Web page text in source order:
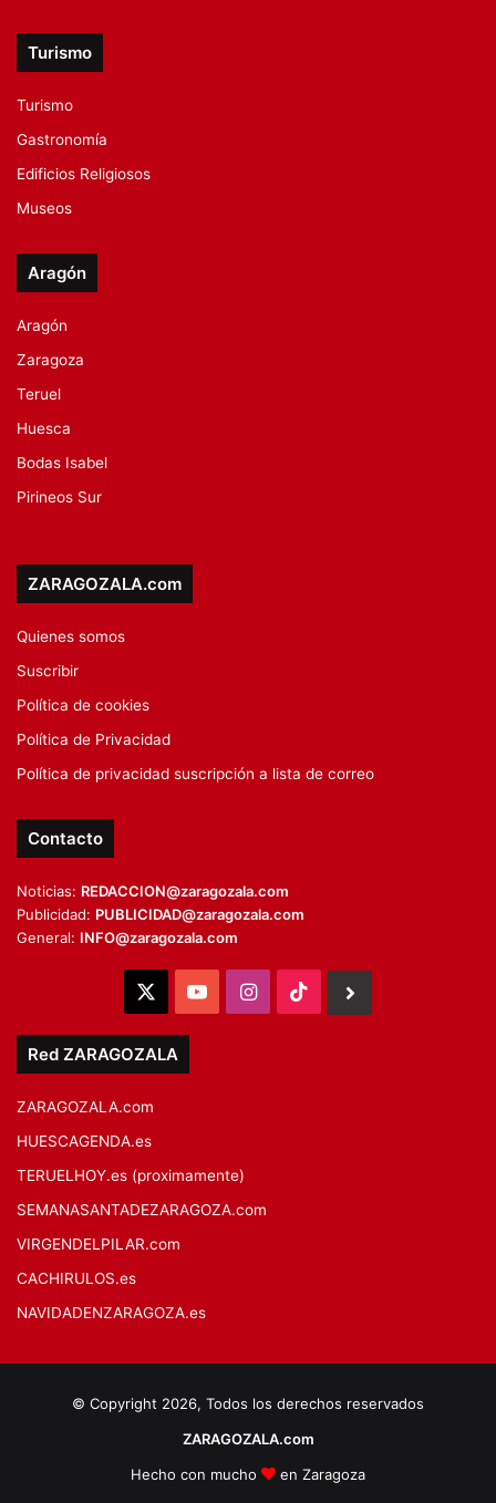
Turismo
Turismo
Gastronomía
Edificios Religiosos
Museos
Aragón
Aragón
Zaragoza
Teruel
Huesca
Bodas Isabel
Pirineos Sur
ZARAGOZALA.com
Quienes somos
Suscribir
Política de cookies
Política de Privacidad
Política de privacidad suscripción a lista de correo
Contacto
Noticias: REDACCION@zaragozala.com
Publicidad: PUBLICIDAD@zaragozala.com
General: INFO@zaragozala.com
YouTubeInstagram
TikTok
Red ZARAGOZALA
ZARAGOZALA.com
HUESCAGENDA.es
TERUELHOY.es (proximamente)
SEMANASANTADEZARAGOZA.com
VIRGENDELPILAR.com
CACHIRULOS.es
NAVIDADENZARAGOZA.es
© Copyright 2026, Todos los derechos reservados
ZARAGOZALA.com
Hecho con mucho
en Zaragoza